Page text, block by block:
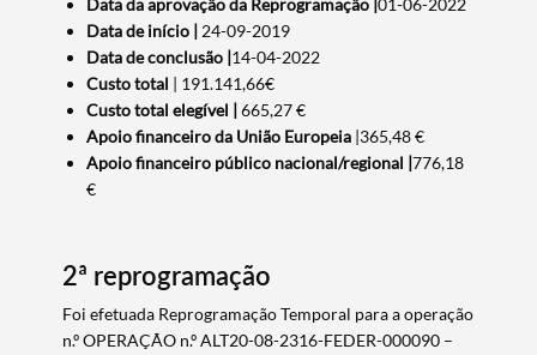
Data da aprovação da Reprogramação |01-06-2022
Data de início |24-09-2019
Data de conclusão |14-04-2022
Custo total | 191.141,66€
Custo total elegível |665,27 €
Apoio financeiro da União Europeia |365,48 €
Apoio financeiro público nacional/regional |776,18
€
2ª reprogramação
Foi efetuada Reprogramação Temporal para a operação
n.º OPERAÇÃO n.º ALT20-08-2316-FEDER-000090 –